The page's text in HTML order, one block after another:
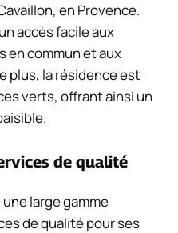
en Provence.
accès facile aux
en commun et aux
plus, la résidence est
verts, offrant ainsi un
de qualité
large gamme
de qualité pour ses